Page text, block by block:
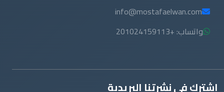
info@mostafaelwan.com
واتساب: +201024159113
اشترك في نشرتنا البريدية